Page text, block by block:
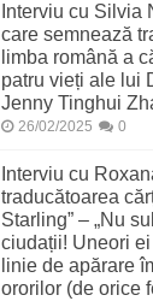
Interviu cu Silvia
care semnează
limba română a
patru vieți ale lui
Jenny Tinghui
26/02/2025 0
Interviu cu
traducătoarea
Starling” – „Nu
ciudații! Uneori
linie de apărare
ororilor (de orice